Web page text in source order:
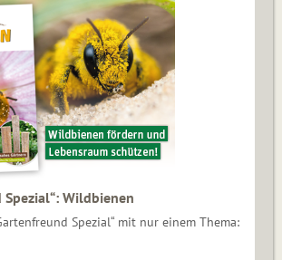
Spezial“: Wildbienen
Spezial“ mit nur einem Thema: